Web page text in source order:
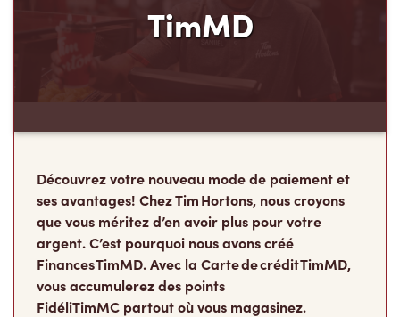
TimMD
Découvrez votre nouveau mode de paiement et
ses avantages! Chez Tim Hortons, nous croyons
que vous méritez d’en avoir plus pour votre
argent. C’est pourquoi nous avons créé
Finances TimMD. Avec la Carte de crédit TimMD,
vous accumulerez des points
FidéliTimMC partout où vous magasinez.